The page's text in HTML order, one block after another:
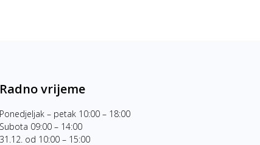
Radno vrijeme
Ponedjeljak – petak 10:00 – 18:00
Subota 09:00 – 14:00
31.12. od 10:00 – 15:00